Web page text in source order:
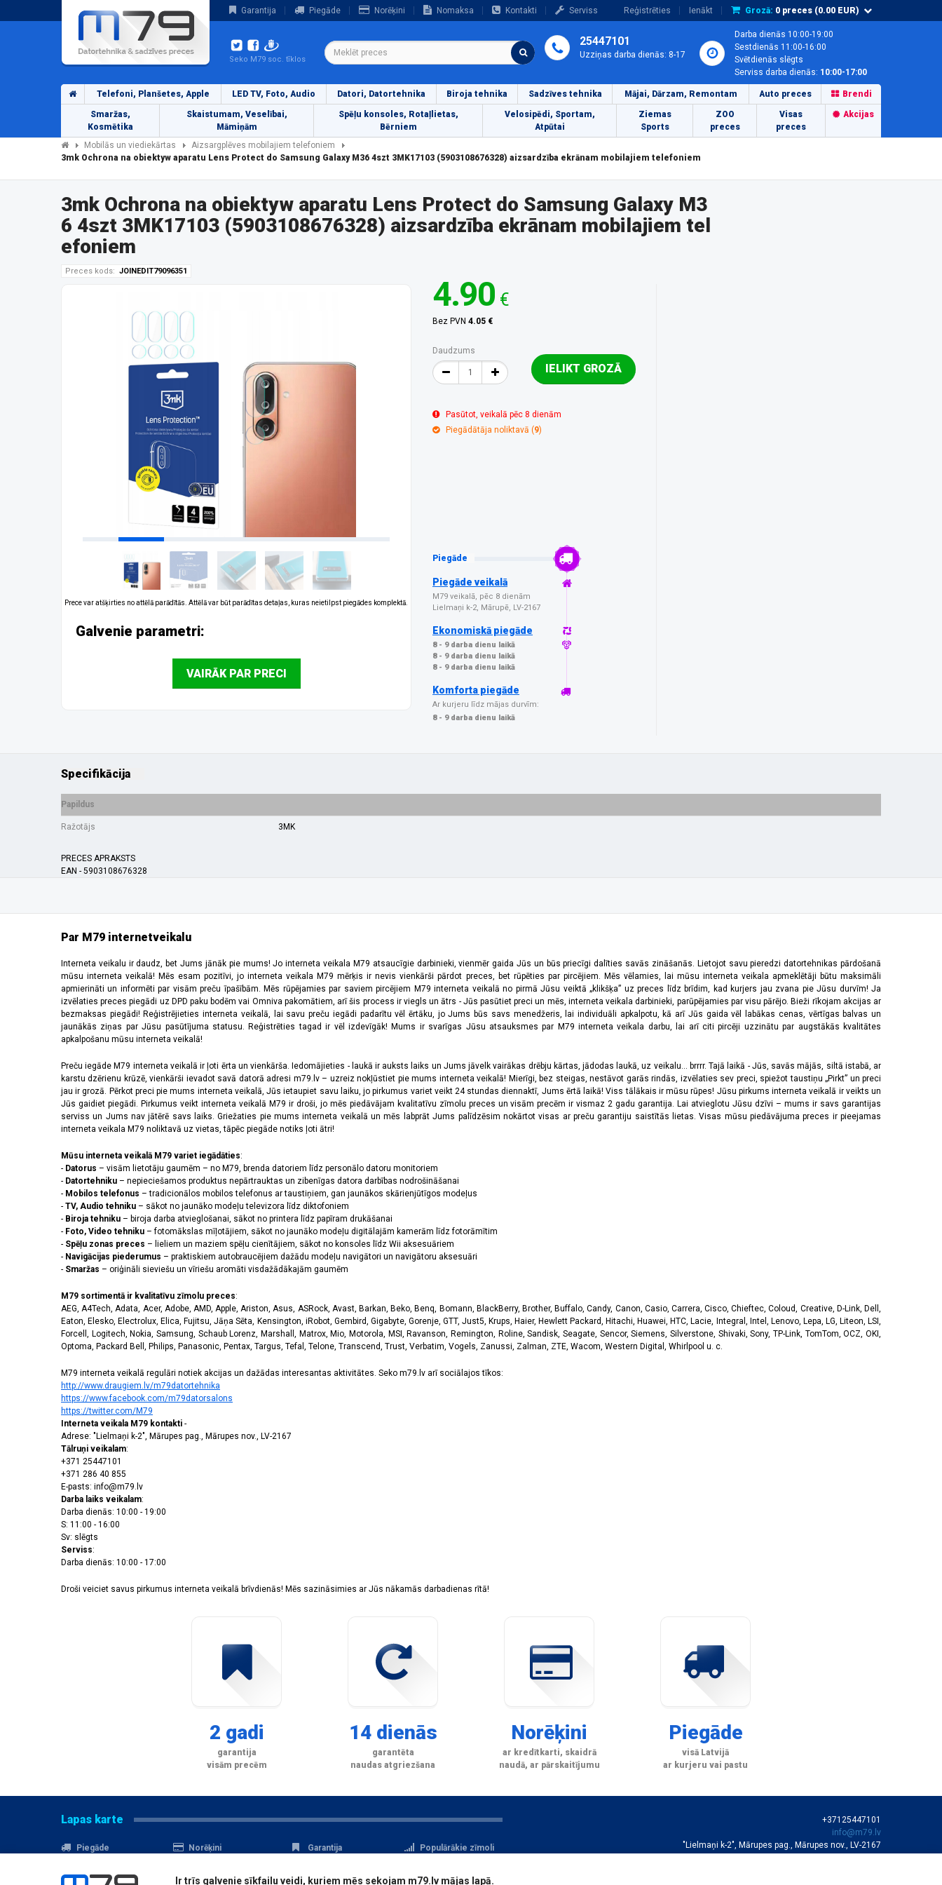
Garantija Piegāde Norēķini Nomaksa Kontakti Serviss Reģistrēties Ienākt Grozā: 0 preces (0.00 EUR)
Seko M79 soc. tīklos
25447101
Uzziņas darba dienās: 8-17
Darba dienās 10:00-19:00
Sestdienās 11:00-16:00
Svētdienās slēgts
Serviss darba dienās: 10:00-17:00
Telefoni, Planšetes, Apple LED TV, Foto, Audio Datori, Datortehnika Biroja tehnika Sadzīves tehnika Mājai, Dārzam, Remontam Auto preces Brendi
Smaržas,
Kosmētika
Skaistumam, Veselībai,
Māmiņām
Spēļu konsoles, Rotaļlietas,
Bērniem
Velosipēdi, Sportam,
Atpūtai
Ziemas
Sports
ZOO
preces
Visas
preces
Akcijas
Mobilās un viediekārtas
Aizsargplēves mobilajiem telefoniem
3mk Ochrona na obiektyw aparatu Lens Protect do Samsung Galaxy M36 4szt 3MK17103 (5903108676328) aizsardzība ekrānam mobilajiem telefoniem
3mk Ochrona na obiektyw aparatu Lens Protect do Samsung Galaxy M3
6 4szt 3MK17103 (5903108676328) aizsardzība ekrānam mobilajiem tel
efoniem
Preces kods: JOINEDIT79096351
Prece var atšķirties no attēlā parādītās. Attēlā var būt parādītas detaļas, kuras neietilpst piegādes komplektā.
Galvenie parametri:
VAIRĀK PAR PRECI
4.90 €
Bez PVN 4.05 €
Daudzums
IELIKT GROZĀ
Pasūtot, veikalā pēc 8 dienām
Piegādātāja noliktavā (9)
Piegāde
Piegāde veikalā
M79 veikalā, pēc 8 dienām
Lielmaņi k-2, Mārupē, LV-2167
Ekonomiskā piegāde
8 - 9 darba dienu laikā
8 - 9 darba dienu laikā
8 - 9 darba dienu laikā
Komforta piegāde
Ar kurjeru līdz mājas durvīm:
8 - 9 darba dienu laikā
Specifikācija
Papildus
Ražotājs 3MK
PRECES APRAKSTS
EAN - 5903108676328
Par M79 internetveikalu
Interneta veikalu ir daudz, bet Jums jānāk pie mums! Jo interneta veikala M79 atsaucīgie darbinieki, vienmēr gaida Jūs un būs priecīgi dalīties savās zināšanās. Lietojot savu pieredzi datortehnikas pārdošanā
mūsu interneta veikalā! Mēs esam pozitīvi, jo interneta veikala M79 mērķis ir nevis vienkārši pārdot preces, bet rūpēties par pircējiem. Mēs vēlamies, lai mūsu interneta veikala apmeklētāji būtu maksimāli
apmierināti un informēti par visām preču īpašībām. Mēs rūpējamies par saviem pircējiem M79 interneta veikalā no pirmā Jūsu veiktā „klikšķa” uz preces līdz brīdim, kad kurjers jau zvana pie Jūsu durvīm! Ja
izvēlaties preces piegādi uz DPD paku bodēm vai Omniva pakomātiem, arī šis process ir viegls un ātrs - Jūs pasūtiet preci un mēs, interneta veikala darbinieki, parūpējamies par visu pārējo. Bieži rīkojam akcijas ar
bezmaksas piegādi! Reģistrējieties interneta veikalā, lai savu preču iegādi padarītu vēl ērtāku, jo Jums būs savs menedžeris, lai individuāli apkalpotu, kā arī Jūs gaida vēl labākas cenas, vērtīgas balvas un
jaunākās ziņas par Jūsu pasūtījuma statusu. Reģistrēties tagad ir vēl izdevīgāk! Mums ir svarīgas Jūsu atsauksmes par M79 interneta veikala darbu, lai arī citi pircēji uzzinātu par augstākās kvalitātes
apkalpošanu mūsu interneta veikalā!
Preču iegāde M79 interneta veikalā ir ļoti ērta un vienkārša. Iedomājieties - laukā ir auksts laiks un Jums jāvelk vairākas drēbju kārtas, jādodas laukā, uz veikalu... brrrr. Tajā laikā - Jūs, savās mājās, siltā istabā, ar
karstu dzērienu krūzē, vienkārši ievadot savā datorā adresi m79.lv – uzreiz nokļūstiet pie mums interneta veikalā! Mierīgi, bez steigas, nestāvot garās rindās, izvēlaties sev preci, spiežot taustiņu „Pirkt” un preci
jau ir grozā. Pērkot preci pie mums interneta veikalā, Jūs ietaupiet savu laiku, jo pirkumus variet veikt 24 stundas diennaktī, Jums ērtā laikā! Viss tālākais ir mūsu rūpes! Jūsu pirkums interneta veikalā ir veikts un
Jūs gaidiet piegādi. Pirkumus veikt interneta veikalā M79 ir droši, jo mēs piedāvājam kvalitatīvu zīmolu preces un visām precēm ir vismaz 2 gadu garantija. Lai atvieglotu Jūsu dzīvi – mums ir savs garantijas
serviss un Jums nav jātērē savs laiks. Griežaties pie mums interneta veikalā un mēs labprāt Jums palīdzēsim nokārtot visas ar preču garantiju saistītās lietas. Visas mūsu piedāvājuma preces ir pieejamas
interneta veikala M79 noliktavā uz vietas, tāpēc piegāde notiks ļoti ātri!
Mūsu interneta veikalā M79 variet iegādāties:
- Datorus – visām lietotāju gaumēm – no M79, brenda datoriem līdz personālo datoru monitoriem
- Datortehniku – nepieciešamos produktus nepārtrauktas un zibenīgas datora darbības nodrošināšanai
- Mobilos telefonus – tradicionālos mobilos telefonus ar taustiņiem, gan jaunākos skārienjūtīgos modeļus
- TV, Audio tehniku – sākot no jaunāko modeļu televizora līdz diktofoniem
- Biroja tehniku – biroja darba atvieglošanai, sākot no printera līdz papīram drukāšanai
- Foto, Video tehniku – fotomākslas mīļotājiem, sākot no jaunāko modeļu digitālajām kamerām līdz fotorāmītim
- Spēļu zonas preces – lieliem un maziem spēļu cienītājiem, sākot no konsoles līdz Wii aksesuāriem
- Navigācijas piederumus – praktiskiem autobraucējiem dažādu modeļu navigātori un navigātoru aksesuāri
- Smaržas – oriģināli sieviešu un vīriešu aromāti visdažādākajām gaumēm
M79 sortimentā ir kvalitatīvu zīmolu preces:
AEG, A4Tech, Adata, Acer, Adobe, AMD, Apple, Ariston, Asus, ASRock, Avast, Barkan, Beko, Benq, Bomann, BlackBerry, Brother, Buffalo, Candy, Canon, Casio, Carrera, Cisco, Chieftec, Coloud, Creative, D-Link, Dell,
Eaton, Elesko, Electrolux, Elica, Fujitsu, Jāņa Sēta, Kensington, iRobot, Gembird, Gigabyte, Gorenje, GTT, Just5, Krups, Haier, Hewlett Packard, Hitachi, Huawei, HTC, Lacie, Integral, Intel, Lenovo, Lepa, LG, Liteon, LSI,
Forcell, Logitech, Nokia, Samsung, Schaub Lorenz, Marshall, Matrox, Mio, Motorola, MSI, Ravanson, Remington, Roline, Sandisk, Seagate, Sencor, Siemens, Silverstone, Shivaki, Sony, TP-Link, TomTom, OCZ, OKI,
Optoma, Packard Bell, Philips, Panasonic, Pentax, Targus, Tefal, Telone, Transcend, Trust, Verbatim, Vogels, Zanussi, Zalman, ZTE, Wacom, Western Digital, Whirlpool u. c.
M79 interneta veikalā regulāri notiek akcijas un dažādas interesantas aktivitātes. Seko m79.lv arī sociālajos tīkos:
http://www.draugiem.lv/m79datortehnika
https://www.facebook.com/m79datorsalons
https://twitter.com/M79
Interneta veikala M79 kontakti -
Adrese: "Lielmaņi k-2", Mārupes pag., Mārupes nov., LV-2167
Tālruņi veikalam:
+371 25447101
+371 286 40 855
E-pasts: info@m79.lv
Darba laiks veikalam:
Darba dienās: 10:00 - 19:00
S: 11:00 - 16:00
Sv: slēgts
Serviss:
Darba dienās: 10:00 - 17:00
Droši veiciet savus pirkumus interneta veikalā brīvdienās! Mēs sazināsimies ar Jūs nākamās darbadienas rītā!
2 gadi
garantija
visām precēm
14 dienās
garantēta
naudas atgriezšana
Norēķini
ar kredītkarti, skaidrā
naudā, ar pārskaitījumu
Piegāde
visā Latvijā
ar kurjeru vai pastu
Lapas karte
Piegāde
Norēķini
Akcijas
Serviss
Garantija
Populārākie zīmoli
Datu aizsardzība
Reģistrācija
+37125447101
info@m79.lv
"Lielmaņi k-2", Mārupes pag., Mārupes nov., LV-2167
Ir trīs galvenie sīkfailu veidi, kuriem mēs sekojam m79.lv mājas lapā.